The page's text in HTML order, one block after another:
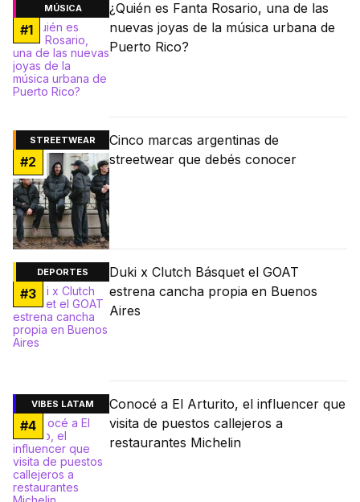
MÚSICA
#1
¿Quién es Fanta Rosario, una de las
nuevas joyas de la música urbana de
Puerto Rico?
STREETWEAR
#2
Cinco marcas argentinas de
streetwear que debés conocer
DEPORTES
#3
Duki x Clutch Básquet el GOAT
estrena cancha propia en Buenos
Aires
VIBES LATAM
#4
Conocé a El Arturito, el influencer que
visita de puestos callejeros a
restaurantes Michelin